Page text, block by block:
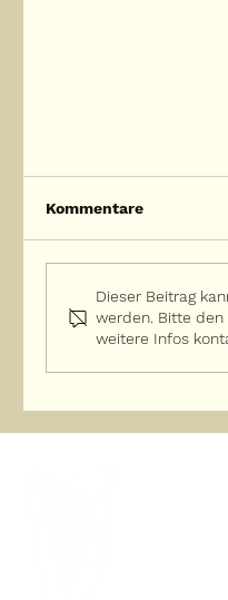
Kommentare
Dieser Beitrag
werden. Bitte
weitere Infos